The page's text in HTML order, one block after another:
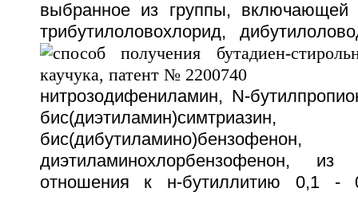
выбранное из группы, включающей
трибутилоловохлорид,
нитрозодифениламин, N-
диэтиламинохлорбензофенон, из
отношения к н-бутиллитию 0,1